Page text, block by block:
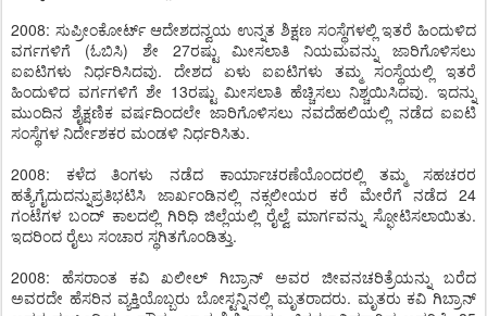
2008: ಸುಪ್ರೀಂಕೋರ್ಟ್ ಆದೇಶದನ್ವಯ ಉನ್ನತ ಶಿಕ್ಷಣ ಸಂಸ್ಥೆಗಳಲ್ಲಿ ಇತರೆ ಹಿಂದುಳಿದ
ವರ್ಗಗಳಿಗೆ (ಓಬಿಸಿ) ಶೇ 27ರಷ್ಟು ಮೀಸಲಾತಿ ನಿಯಮವನ್ನು ಜಾರಿಗೊಳಿಸಲು
ಐಐಟಿಗಳು ನಿರ್ಧರಿಸಿದವು. ದೇಶದ ಏಳು ಐಐಟಿಗಳು ತಮ್ಮ ಸಂಸ್ಥೆಯಲ್ಲಿ ಇತರೆ
ಹಿಂದುಳಿದ ವರ್ಗಗಳಿಗೆ ಶೇ 13ರಷ್ಟು ಮೀಸಲಾತಿ ಹೆಚ್ಚಿಸಲು ನಿಶ್ಚಯಿಸಿದವು. ಇದನ್ನು
ಮುಂದಿನ ಶೈಕ್ಷಣಿಕ ವರ್ಷದಿಂದಲೇ ಜಾರಿಗೊಳಿಸಲು ನವದೆಹಲಿಯಲ್ಲಿ ನಡೆದ ಐಐಟಿ
ಸಂಸ್ಥೆಗಳ ನಿರ್ದೇಶಕರ ಮಂಡಳಿ ನಿರ್ಧರಿಸಿತು.
2008: ಕಳೆದ ತಿಂಗಳು ನಡೆದ ಕಾರ್ಯಾಚರಣೆಯೊಂದರಲ್ಲಿ ತಮ್ಮ ಸಹಚರರ
ಹತ್ಯೆಗೈದುದನ್ನುಪ್ರತಿಭಟಿಸಿ ಜಾರ್ಖಂಡಿನಲ್ಲಿ ನಕ್ಸಲೀಯರ ಕರೆ ಮೇರೆಗೆ ನಡೆದ 24
ಗಂಟೆಗಳ ಬಂದ್ ಕಾಲದಲ್ಲಿ ಗಿರಿಧಿ ಜಿಲ್ಲೆಯಲ್ಲಿ ರೈಲ್ವೆ ಮಾರ್ಗವನ್ನು ಸ್ಫೋಟಿಸಲಾಯಿತು.
ಇದರಿಂದ ರೈಲು ಸಂಚಾರ ಸ್ಥಗಿತಗೊಂಡಿತ್ತು.
2008: ಹೆಸರಾಂತ ಕವಿ ಖಲೀಲ್ ಗಿಬ್ರಾನ್ ಅವರ ಜೀವನಚರಿತ್ರೆಯನ್ನು ಬರೆದ
ಅವರದೇ ಹೆಸರಿನ ವ್ಯಕ್ತಿಯೊಬ್ಬರು ಬೋಸ್ಟನ್ನಿನಲ್ಲಿ ಮೃತರಾದರು. ಮೃತರು ಕವಿ ಗಿಬ್ರಾನ್